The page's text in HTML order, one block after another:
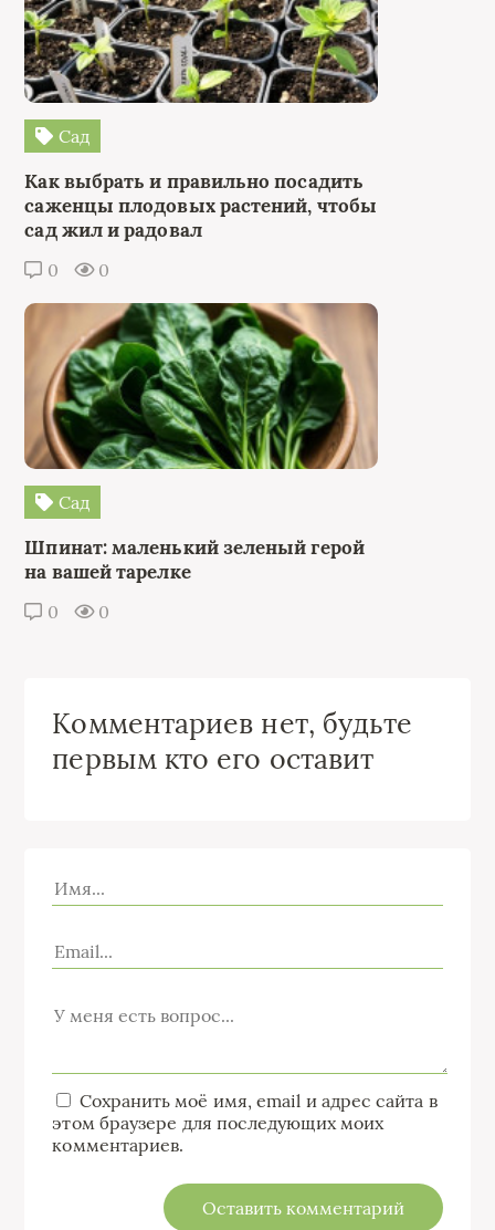
Сад
Как выбрать и правильно посадить
саженцы плодовых растений, чтобы
сад жил и радовал
0 0
Сад
Шпинат: маленький зеленый герой
на вашей тарелке
0 0
Комментариев нет, будьте
первым кто его оставит
Сохранить моё имя, email и адрес сайта в
этом браузере для последующих моих
комментариев.